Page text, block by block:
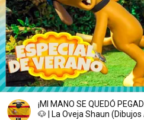
¡MI MANO SE QUEDÓ
🐶 | La Oveja Shaun